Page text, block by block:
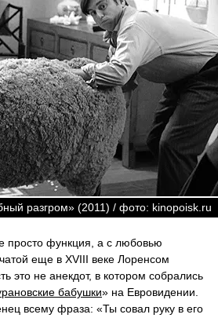
разгром» (2011) / фото: kinopoisk.ru
просто функция, а с любовью
еще в XVIII веке Лоренсом
это не анекдот, в котором собрались
бабушки» на Евровидении.
всему фраза: «Ты совал руку в его